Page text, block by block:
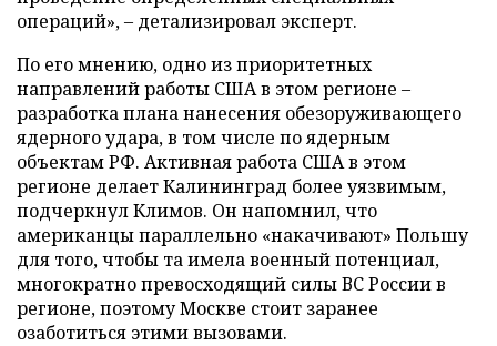
операций», – детализировал эксперт.
По его мнению, одно из приоритетных
направлений работы США в этом регионе –
разработка плана нанесения обезоруживающего
ядерного удара, в том числе по ядерным
объектам РФ. Активная работа США в этом
регионе делает Калининград более уязвимым,
подчеркнул Климов. Он напомнил, что
американцы параллельно «накачивают» Польшу
для того, чтобы та имела военный потенциал,
многократно превосходящий силы ВС России в
регионе, поэтому Москве стоит заранее
озаботиться этими вызовами.